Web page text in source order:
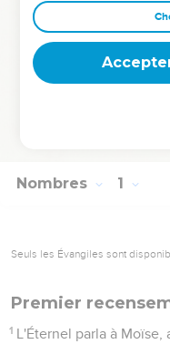
succombé » (1 Co
l’a été pour Israël dans
10.13).
permission.
Nombres 1
Seuls les Évangiles sont
Premier
1 L'Éternel parla à Moïse,